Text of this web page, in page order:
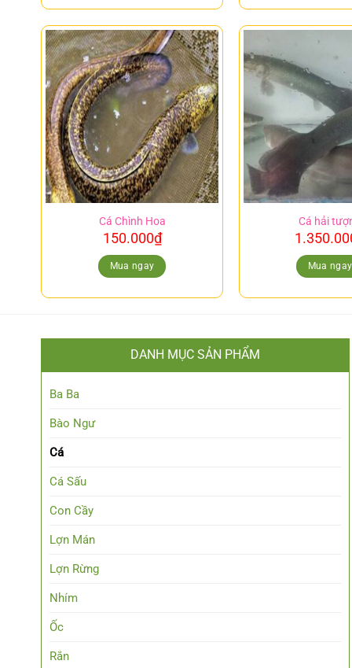
Cá Chình Hoa
150.000₫
Mua ngay
Cá hải
Mua ngay
DANH MỤC SẢN PHẨM
Ba Ba
Bào Ngư
Cá
Cá Sấu
Con Cầy
Lợn Mán
Lợn Rừng
Nhím
Ốc
Rắn